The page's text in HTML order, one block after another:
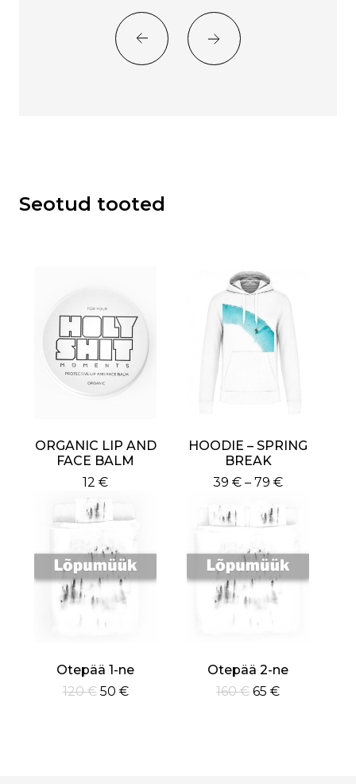
Seotud tooted
ORGANIC LIP AND
FACE BALM
12 €
HOODIE – SPRING
BREAK
39 € – 79 €Price
through
product
has
multiple
variants.
The
options
may
be
the
product
Otepää 1-ne
120€ Algne
50 €Current
Otepää 2-ne
160€ Algne
65 €Current